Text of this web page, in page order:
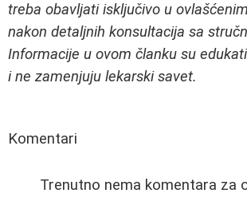
treba obavljati isključivo u
nakon detaljnih konsultacija sa
Informacije u ovom članku su
i ne zamenjuju lekarski savet.
Komentari
Trenutno nema komentara za